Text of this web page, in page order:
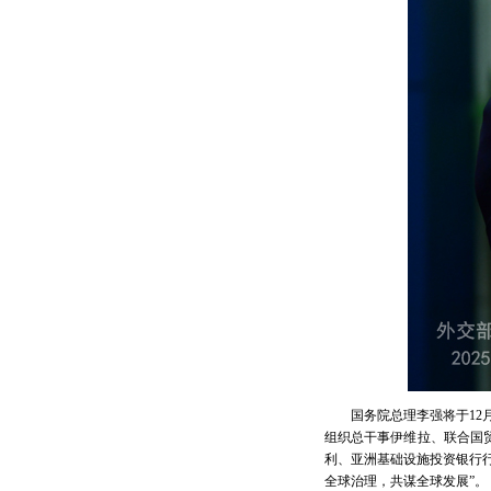
国务院总理李强将于12
组织总干事伊维拉、联合国
利、亚洲基础设施投资银行
全球治理，共谋全球发展”。